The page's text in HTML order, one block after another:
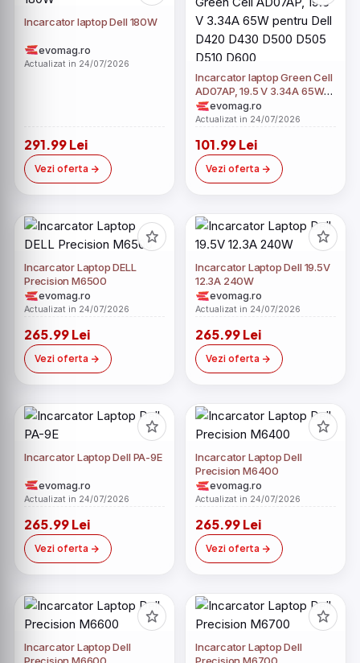
Incarcator laptop Dell 180W
evomag.ro
Actualizat in 24/07/2026
291.99 Lei
Vezi oferta
Incarcator laptop Green Cell
AD07AP, 19.5 V 3.34A 65W
pentru Dell D420 D430
D500 D505 D510 D600
evomag.ro
Actualizat in 24/07/2026
101.99 Lei
Vezi oferta
Incarcator Laptop DELL
Precision M6500
evomag.ro
Actualizat in 24/07/2026
265.99 Lei
Vezi oferta
Incarcator Laptop Dell 19.5V
12.3A 240W
evomag.ro
Actualizat in 24/07/2026
265.99 Lei
Vezi oferta
Incarcator Laptop Dell PA-9E
evomag.ro
Actualizat in 24/07/2026
265.99 Lei
Vezi oferta
Incarcator Laptop Dell
Precision M6400
evomag.ro
Actualizat in 24/07/2026
265.99 Lei
Vezi oferta
Incarcator Laptop Dell
Incarcator Laptop Dell